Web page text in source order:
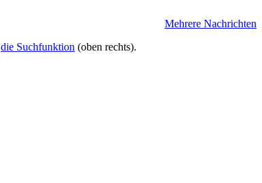
Mehrere Nachrichten
die Suchfunktion (oben rechts).